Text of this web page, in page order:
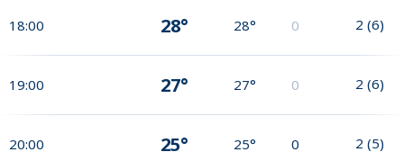
18:00 28° 28° 0 2 (6)
19:00 27° 27° 0 2 (6)
20:00 25° 25° 0 2 (5)